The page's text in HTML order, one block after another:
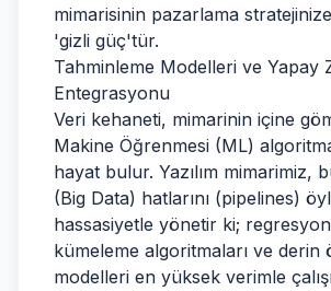
mimarisinin pazarlama stratejinize
'gizli güç'tür.
Tahminleme Modelleri ve Yapay
Entegrasyonu
Veri kehaneti, mimarinin içine
Makine Öğrenmesi (ML)
hayat bulur. Yazılım mimarimiz,
(Big Data) hatlarını (pipelines)
hassasiyetle yönetir ki;
kümeleme algoritmaları ve derin
modelleri en yüksek verimle